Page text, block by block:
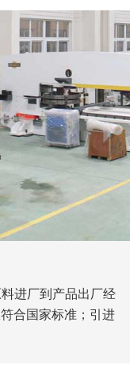
进厂到产品出厂经
合国家标准；引进